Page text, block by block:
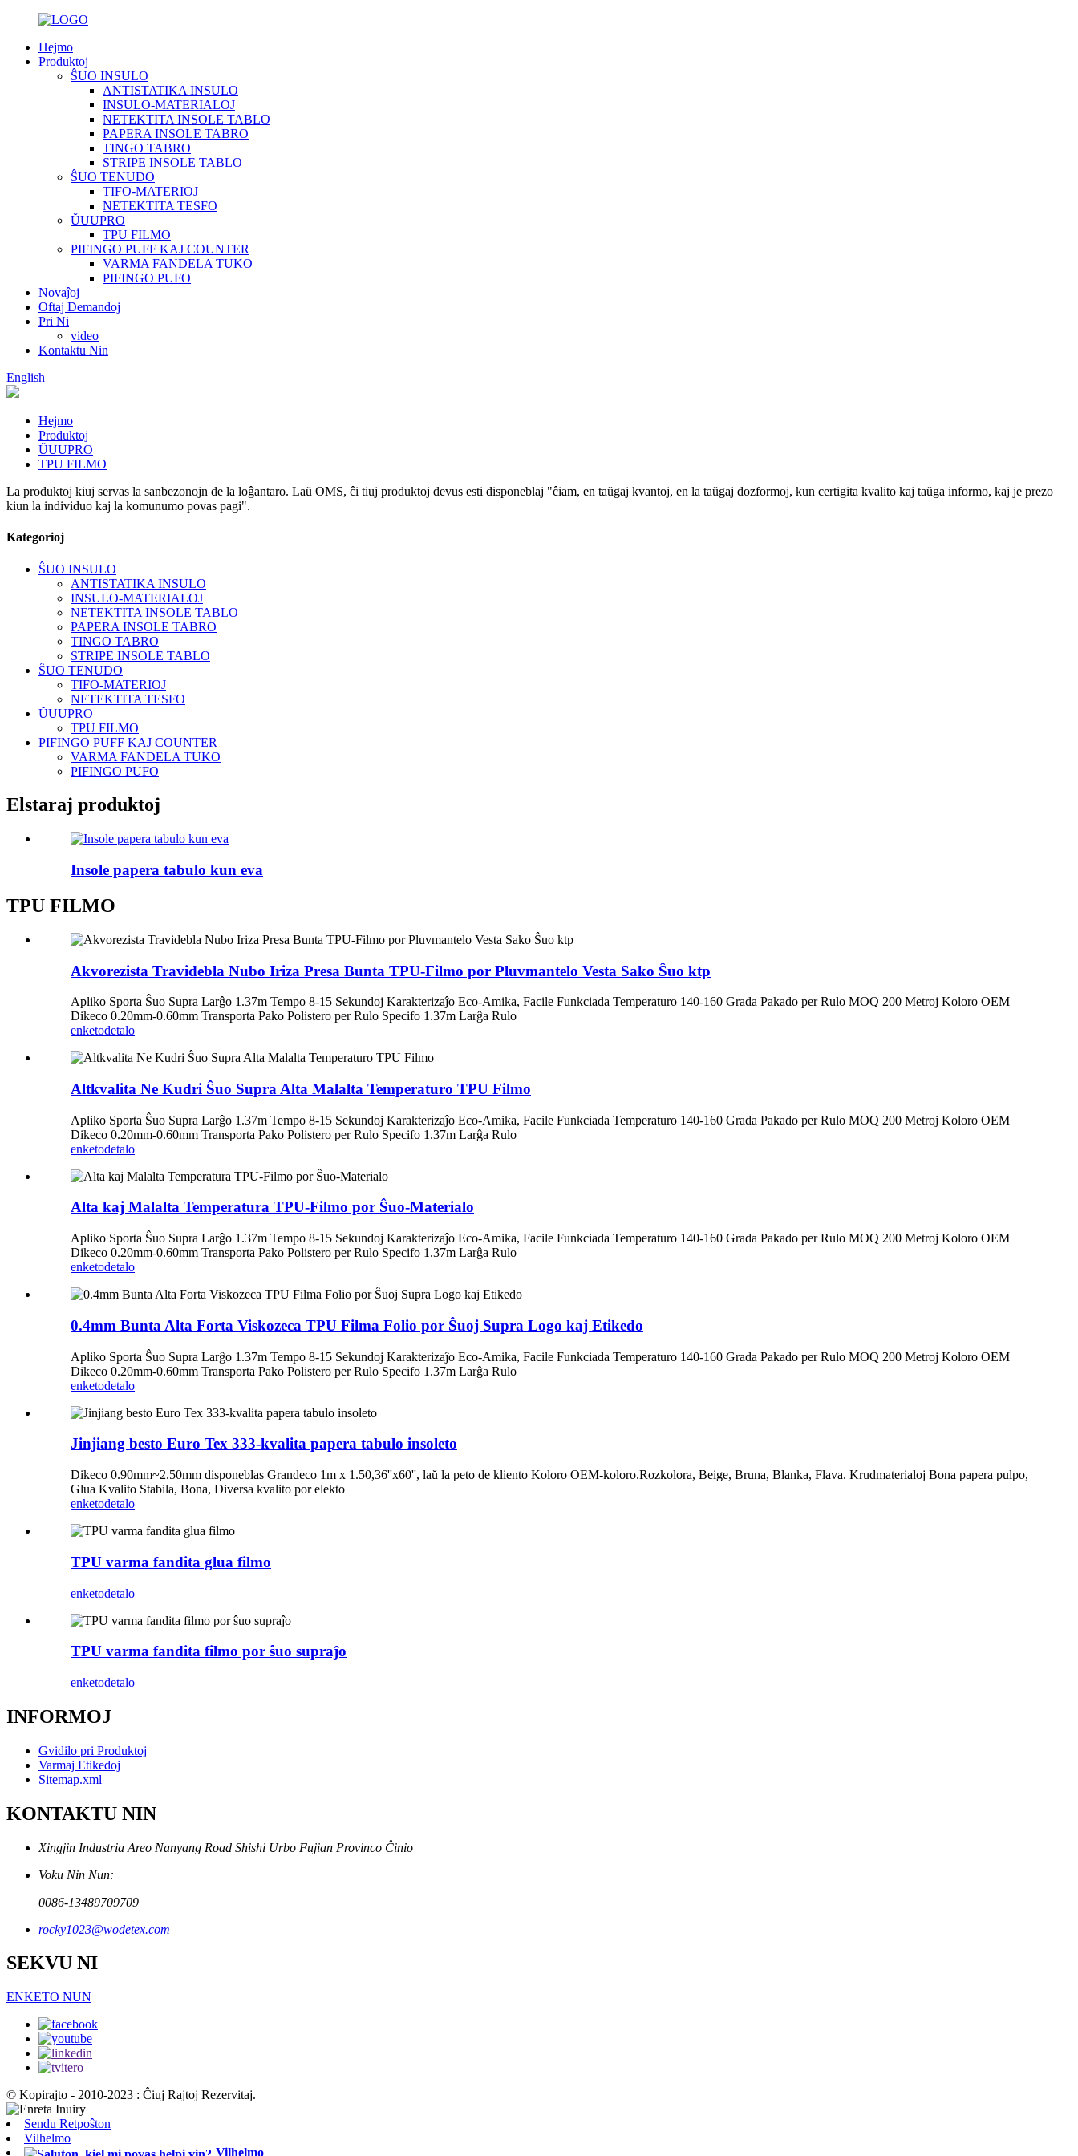
Hejmo
Produktoj
ŜUO INSULO
ANTISTATIKA INSULO
INSULO-MATERIALOJ
NETEKTITA INSOLE TABLO
PAPERA INSOLE TABRO
TINGO TABRO
STRIPE INSOLE TABLO
ŜUO TENUDO
TIFO-MATERIOJ
NETEKTITA TESFO
ŬUUPRO
TPU FILMO
PIFINGO PUFF KAJ COUNTER
VARMA FANDELA TUKO
PIFINGO PUFO
Novaĵoj
Oftaj Demandoj
Pri Ni
video
Kontaktu Nin
English
Hejmo
Produktoj
ŬUUPRO
TPU FILMO
La produktoj kiuj servas la sanbezonojn de la loĝantaro. Laŭ OMS, ĉi tiuj produktoj devus esti disponeblaj "ĉiam, en taŭgaj kvantoj, en la taŭgaj dozformoj, kun certigita kvalito kaj taŭga informo, kaj je prezo
kiun la individuo kaj la komunumo povas pagi".
Kategorioj
ŜUO INSULO
ANTISTATIKA INSULO
INSULO-MATERIALOJ
NETEKTITA INSOLE TABLO
PAPERA INSOLE TABRO
TINGO TABRO
STRIPE INSOLE TABLO
ŜUO TENUDO
TIFO-MATERIOJ
NETEKTITA TESFO
ŬUUPRO
TPU FILMO
PIFINGO PUFF KAJ COUNTER
VARMA FANDELA TUKO
PIFINGO PUFO
Elstaraj produktoj
Insole papera tabulo kun eva
TPU FILMO
Akvorezista Travidebla Nubo Iriza Presa Bunta TPU-Filmo por Pluvmantelo Vesta Sako Ŝuo ktp
Apliko Sporta Ŝuo Supra Larĝo 1.37m Tempo 8-15 Sekundoj Karakterizaĵo Eco-Amika, Facile Funkciada Temperaturo 140-160 Grada Pakado per Rulo MOQ 200 Metroj Koloro OEM
Dikeco 0.20mm-0.60mm Transporta Pako Polistero per Rulo Specifo 1.37m Larĝa Rulo
enketodetalo
Altkvalita Ne Kudri Ŝuo Supra Alta Malalta Temperaturo TPU Filmo
Apliko Sporta Ŝuo Supra Larĝo 1.37m Tempo 8-15 Sekundoj Karakterizaĵo Eco-Amika, Facile Funkciada Temperaturo 140-160 Grada Pakado per Rulo MOQ 200 Metroj Koloro OEM
Dikeco 0.20mm-0.60mm Transporta Pako Polistero per Rulo Specifo 1.37m Larĝa Rulo
enketodetalo
Alta kaj Malalta Temperatura TPU-Filmo por Ŝuo-Materialo
Apliko Sporta Ŝuo Supra Larĝo 1.37m Tempo 8-15 Sekundoj Karakterizaĵo Eco-Amika, Facile Funkciada Temperaturo 140-160 Grada Pakado per Rulo MOQ 200 Metroj Koloro OEM
Dikeco 0.20mm-0.60mm Transporta Pako Polistero per Rulo Specifo 1.37m Larĝa Rulo
enketodetalo
0.4mm Bunta Alta Forta Viskozeca TPU Filma Folio por Ŝuoj Supra Logo kaj Etikedo
Apliko Sporta Ŝuo Supra Larĝo 1.37m Tempo 8-15 Sekundoj Karakterizaĵo Eco-Amika, Facile Funkciada Temperaturo 140-160 Grada Pakado per Rulo MOQ 200 Metroj Koloro OEM
Dikeco 0.20mm-0.60mm Transporta Pako Polistero per Rulo Specifo 1.37m Larĝa Rulo
enketodetalo
Jinjiang besto Euro Tex 333-kvalita papera tabulo insoleto
Dikeco 0.90mm~2.50mm disponeblas Grandeco 1m x 1.50,36''x60'', laŭ la peto de kliento Koloro OEM-koloro.Rozkolora, Beige, Bruna, Blanka, Flava. Krudmaterialoj Bona papera pulpo,
Glua Kvalito Stabila, Bona, Diversa kvalito por elekto
enketodetalo
TPU varma fandita glua filmo
enketodetalo
TPU varma fandita filmo por ŝuo supraĵo
enketodetalo
INFORMOJ
Gvidilo pri Produktoj
Varmaj Etikedoj
Sitemap.xml
KONTAKTU NIN
Xingjin Industria Areo Nanyang Road Shishi Urbo Fujian Provinco Ĉinio
Voku Nin Nun:
0086-13489709709
rocky1023@wodetex.com
SEKVU NI
ENKETO NUN
© Kopirajto - 2010-2023 : Ĉiuj Rajtoj Rezervitaj.
Sendu Retpoŝton
Vilhelmo
Vilhelmo